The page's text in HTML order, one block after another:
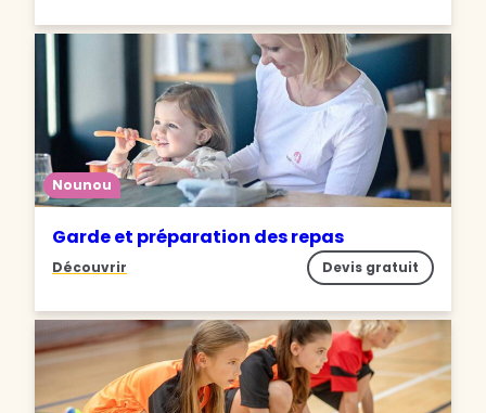
Nounou
Garde et préparation des repas
Découvrir Devis gratuit